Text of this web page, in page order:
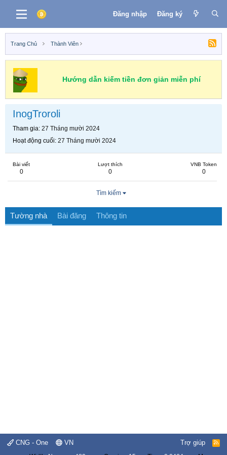
Đăng nhập Đăng ký
Trang Chủ Thành Viên
Hướng dẫn kiếm tiền đơn giản miễn phí
InogTroroli
Tham gia 27 Tháng mười 2024
Hoạt động cuối 27 Tháng mười 2024
Bài viết
0
Lượt thích
0
VNB Token
0
Tìm kiếm
Tường nhà Bài đăng Thông tin
CNG - One VN Trợ giúp
R